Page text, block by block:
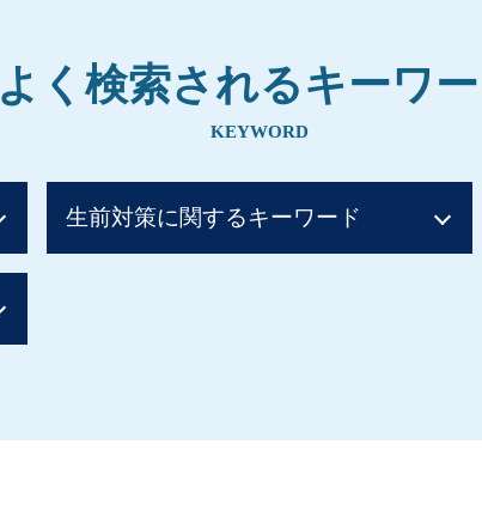
よく検索されるキーワ
KEYWORD
生前対策に関するキーワード